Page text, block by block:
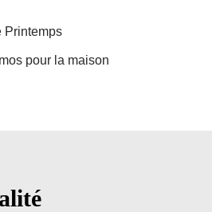
Printemps
pour la maison